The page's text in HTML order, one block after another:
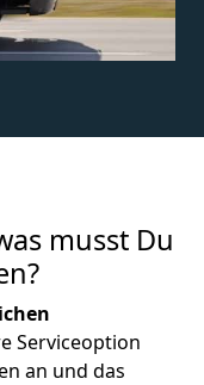
musst Du
Serviceoption
an und das